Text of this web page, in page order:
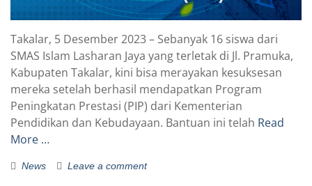
Takalar, 5 Desember 2023 – Sebanyak 16 siswa dari
SMAS Islam Lasharan Jaya yang terletak di Jl. Pramuka,
Kabupaten Takalar, kini bisa merayakan kesuksesan
mereka setelah berhasil mendapatkan Program
Peningkatan Prestasi (PIP) dari Kementerian
Pendidikan dan Kebudayaan. Bantuan ini telah Read
More …
News Leave a comment